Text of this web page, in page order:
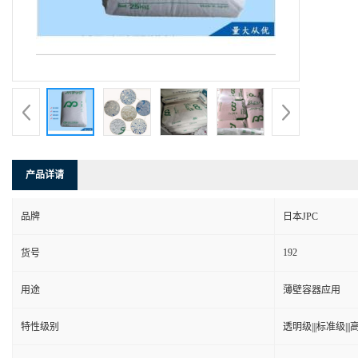
产品详请
品牌 日本JPC
货号 192
用途 薄壁容器应用
特性级别 透明级|||标准级|||